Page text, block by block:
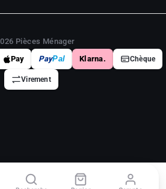
Pièces Ménager
Pay PayPal Klarna. Chèque
Virement